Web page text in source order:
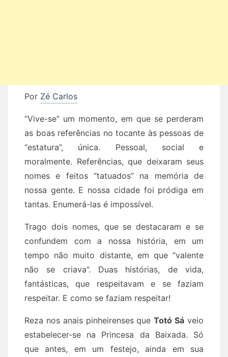
Por Zé Carlos
“Vive-se” um momento, em que se perderam
as boas referências no tocante às pessoas de
“estatura”, única. Pessoal, social e
moralmente. Referências, que deixaram seus
nomes e feitos “tatuados” na memória de
nossa gente. E nossa cidade foi pródiga em
tantas. Enumerá-las é impossível.
Trago dois nomes, que se destacaram e se
confundem com a nossa história, em um
tempo não muito distante, em que “valente
não se criava”. Duas histórias, de vida,
fantásticas, que respeitavam e se faziam
respeitar. E como se faziam respeitar!
Reza nos anais pinheirenses queTotó Sá veio
estabelecer-se na Princesa da Baixada. Só
que antes, em um festejo, ainda em sua